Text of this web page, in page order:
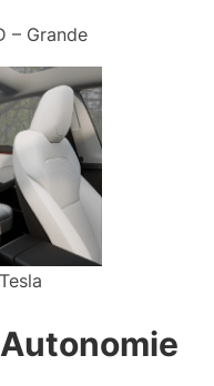
– Grande